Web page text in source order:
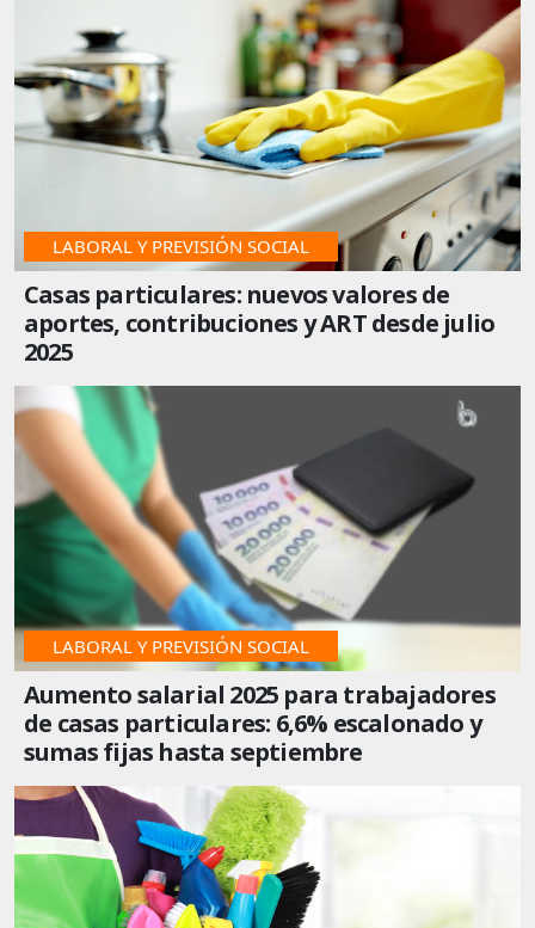
LABORAL Y PREVISIÓN SOCIAL
Casas particulares: nuevos valores de
aportes, contribuciones y ART desde julio
2025
LABORAL Y PREVISIÓN SOCIAL
Aumento salarial 2025 para trabajadores
de casas particulares: 6,6% escalonado y
sumas fijas hasta septiembre